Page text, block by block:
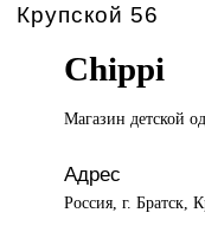
Крупской 56
Chippi
Магазин детской
Адрес
Россия, г. Братск,